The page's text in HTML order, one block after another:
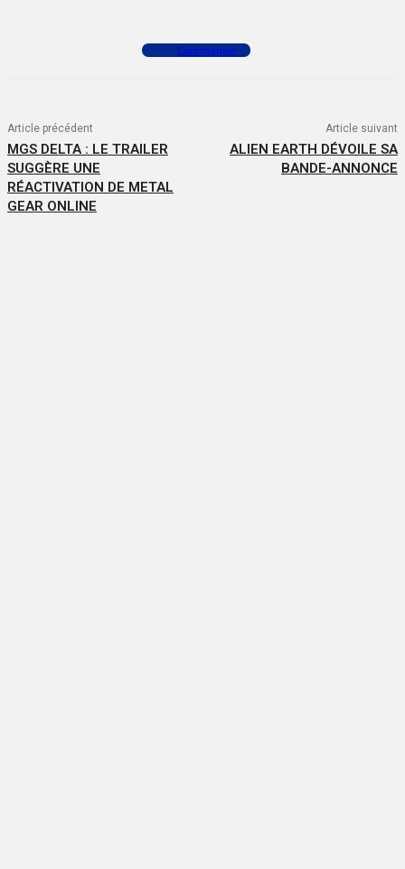
Commenter
Article précédent
MGS DELTA : LE TRAILER
SUGGÈRE UNE
RÉACTIVATION DE METAL
GEAR ONLINE
Article suivant
ALIEN EARTH DÉVOILE SA
BANDE-ANNONCE